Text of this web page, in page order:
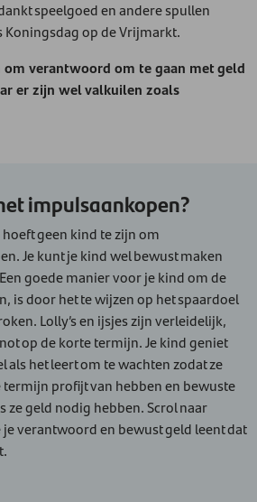
speelgoed en andere spullen
op de Vrijmarkt.
om verantwoord om te gaan met geld
er zijn wel valkuilen zoals
impulsaankopen?
geen kind te zijn om
Je kunt je kind wel bewust maken
goede manier voor je kind om de
is door het te wijzen op het spaardoel
Lolly’s en ijsjes zijn verleidelijk,
op de korte termijn. Je kind geniet
als het leert om te wachten zodat ze
profijt van hebben en bewuste
ze geld nodig hebben. Scrol naar
verantwoord en bewust geld leent dat